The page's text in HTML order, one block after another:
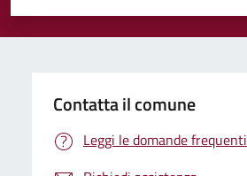
Valuta 5 stelle su 5
Valuta 4 stelle su 5
Valuta 3 stelle su 5
Valuta 2 stelle su 5
Valuta 1 stelle su 5
Contatta il comune
Leggi le domande frequenti